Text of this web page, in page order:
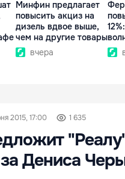
Минфин предлагает
повысить акциз на
дизель вдвое выше,
чем на другие товары
вчера
2015, 17:00 1 635
Дениса